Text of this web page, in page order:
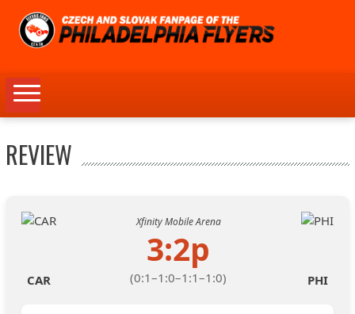
content
REVIEW
CAR
Xfinity Mobile Arena
3:2p
(0:1–1:0–1:1–1:0) PHI